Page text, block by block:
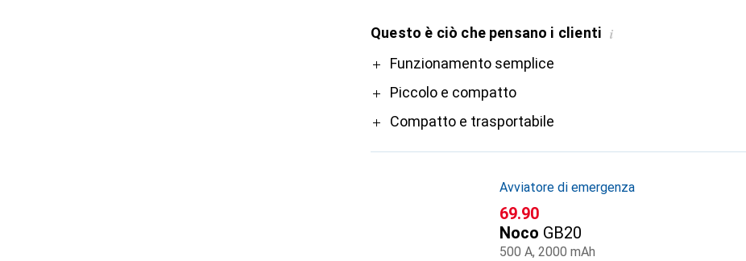
Questo è ciò che pensano i clienti i
ProFunzionamento semplice
Piccolo e compatto
Compatto e trasportabile
Avviatore di emergenza
CHF
69.90
Noco GB20
500 A, 2000 mAh